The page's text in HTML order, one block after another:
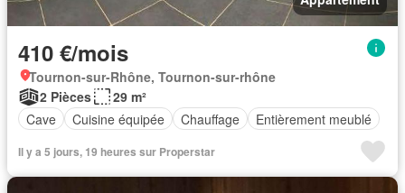
410 €/mois
Tournon-sur-Rhône, Tournon-sur-rhône
2 Pièces
29 m²
Cave
Cuisine équipée Chauffage Entièrement meublé
Il y a 5 jours, 19 heures sur Properstar